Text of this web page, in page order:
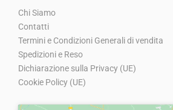
e
Chi Siamo
Contatti
Termini e Condizioni Generali di vendita
Spedizioni e Reso
Dichiarazione sulla Privacy (UE)
Cookie Policy (UE)